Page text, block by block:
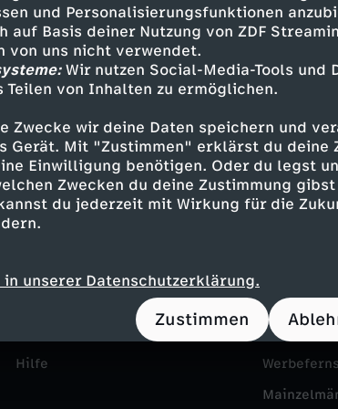
und Personalisierungsfunktionen
Basis deiner Nutzung von ZDF
von uns nicht verwendet.
Wir nutzen Social-Media-Tools und
von Inhalten zu ermöglichen.
Zwecke wir deine Daten speichern und
Mit "Zustimmen" erklärst du deine
Einwilligung benötigen. Oder du legst
Zwecken du deine Zustimmung
du jederzeit mit Wirkung für die
unserer Datenschutzerklärung.
Zustimmen
Service
Hilfe
Das ZDF
ZDF goes